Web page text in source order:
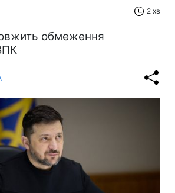
2 хв
обмеження